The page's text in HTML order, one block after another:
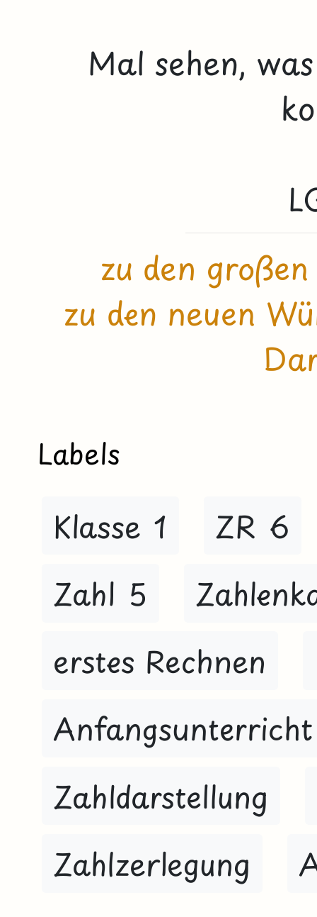
Mal sehen,
zu den
zu den neuen
Labels
Klasse 1
ZR 6
Zahl 5
erstes Rechnen
Anfangsunterricht
Zahldarstellung
Zahlzerlegung